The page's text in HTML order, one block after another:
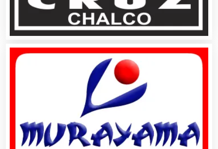
Bordados y Estampados
Boutiques
Cajas de Ahorro